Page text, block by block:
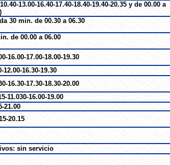
13.00-16.40-17.40-18.40-19.40-20.35 y de 00.00 a
30 min. de 00.30 a 06.30
de 00.00 a 06.00
16.00-17.00-18.00-19.30
16.30-19.30
16.30-17.30-18.30-20.00
11.030-16.00-19.00
21.00
20.15
sin servicio